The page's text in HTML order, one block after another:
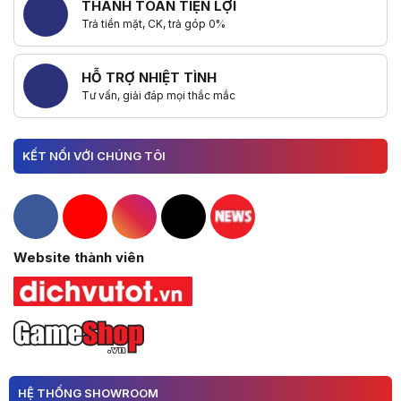
THANH TOÁN TIỆN LỢI
Trả tiền mặt, CK, trả góp 0%
HỖ TRỢ NHIỆT TÌNH
Tư vấn, giải đáp mọi thắc mắc
KẾT NỐI VỚI CHÚNG TÔI
Hacom Facebook
Hacom YouTube
Hacom Instagram
Hacom TikTok
Website thành viên
HỆ THỐNG SHOWROOM